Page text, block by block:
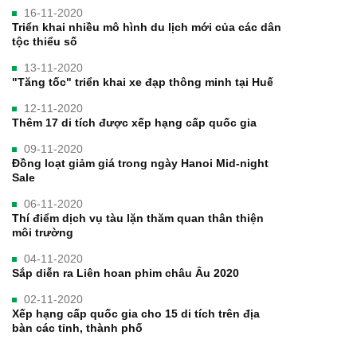
16-11-2020
Triển khai nhiều mô hình du lịch mới của các dân
tộc thiểu số
13-11-2020
"Tăng tốc" triển khai​​​​​​​ xe đạp thông minh tại Huế
12-11-2020
Thêm 17 di tích được xếp hạng cấp quốc gia
09-11-2020
Đồng loạt giảm giá trong ngày Hanoi Mid-night
Sale
06-11-2020
Thí điểm dịch vụ tàu lặn thăm quan thân thiện
môi trường
04-11-2020
Sắp diễn ra Liên hoan phim châu Âu 2020
02-11-2020
Xếp hạng cấp quốc gia cho 15 di tích trên địa
bàn các tỉnh, thành phố